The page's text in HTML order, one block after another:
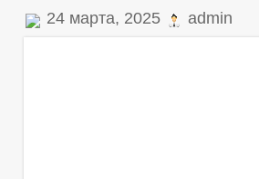
24 марта, 2025 admin